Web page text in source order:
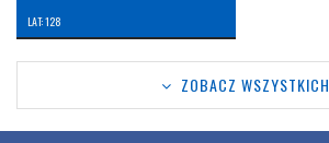
LAT: 128
ZOBACZ WSZYSTKICH